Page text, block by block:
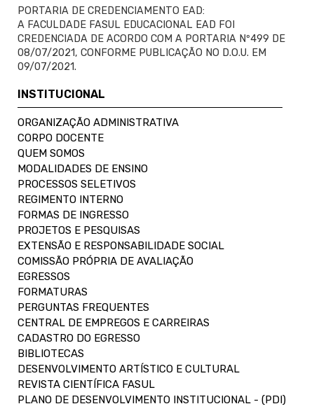
PORTARIA DE CREDENCIAMENTO EAD:
A FACULDADE FASUL EDUCACIONAL EAD FOI
CREDENCIADA DE ACORDO COM A PORTARIA Nº499 DE
08/07/2021, CONFORME PUBLICAÇÃO NO D.O.U. EM
09/07/2021.
INSTITUCIONAL
ORGANIZAÇÃO ADMINISTRATIVA
CORPO DOCENTE
QUEM SOMOS
MODALIDADES DE ENSINO
PROCESSOS SELETIVOS
REGIMENTO INTERNO
FORMAS DE INGRESSO
PROJETOS E PESQUISAS
EXTENSÃO E RESPONSABILIDADE SOCIAL
COMISSÃO PRÓPRIA DE AVALIAÇÃO
EGRESSOS
FORMATURAS
PERGUNTAS FREQUENTES
CENTRAL DE EMPREGOS E CARREIRAS
CADASTRO DO EGRESSO
BIBLIOTECAS
DESENVOLVIMENTO ARTÍSTICO E CULTURAL
REVISTA CIENTÍFICA FASUL
PLANO DE DESENVOLVIMENTO INSTITUCIONAL - (PDI)